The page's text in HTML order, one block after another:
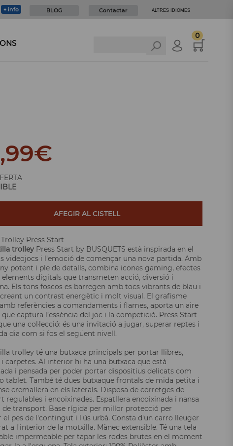
+ info BLOG Contactar ALTRES IDIOMES
0
€
AFEGIR AL CISTELL
Press Start
trolleyPress Start by BUSQUETS està inspirada en el
videojocs i l’emoció de començar una nova partida. Amb
potent i ple de detalls, combina icones gaming, efectes
digitals que transmeten acció, diversió i
Els tons foscos es barregen amb tocs vibrants de blau i
un contrast energètic i molt visual. El grafisme
referències a comandaments i flames, aporta un aire
captura l’essència del joc i la competició. Press Start
una col·lecció: és una invitació a jugar, superar reptes i
dia com si fos el següent nivell.
trolley té una butxaca principals per portar llibres,
carpetes. Al interior hi ha una butxaca que està
i pensada per poder portar dispositius delicats com
tablet. També té dues butxaque frontals de mida petita i
cremallera en els laterals. Disposa de corretges de
regulables i encoixinades. Espatllera encoixinada i nansa
de transport. Base rígida per millor protecció per
el pes de l'contingut i l'ús urbà. Consta d'un carro lleuger
a l'interior de la motxilla. Mànec extensible. Té una tela
impermeable per tapar les rodes brutes en el moment